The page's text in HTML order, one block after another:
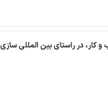
در راستای بین المللی سازی